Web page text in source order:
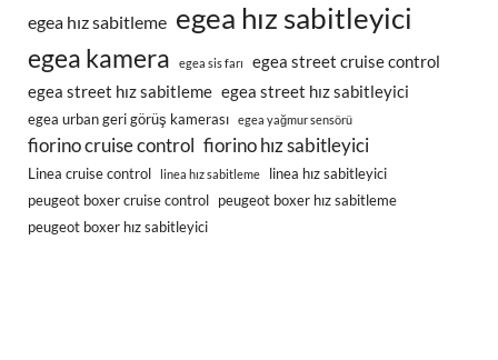
egea hız sabitleme egea hız sabitleyici
egea kamera egea sis farı
egea street cruise control
egea street hız sabitleme egea street hız sabitleyici
egea urban geri görüş kamerası egea yağmur sensörü
fiorino cruise control fiorino hız sabitleyici
Linea cruise control linea hız sabitleme
linea hız sabitleyici
peugeot boxer cruise control peugeot boxer hız sabitleme
peugeot boxer hız sabitleyici